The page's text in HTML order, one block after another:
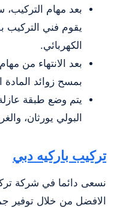
بعد مهام التركيب،
يقوم فني التركيب
الكهربائي.
بعد الانتهاء من
بمسح زوائد
يتم وضع طبقة
البولي يورثان،
تركيب باركيه دبي
نسعى دائما في شركة
الافضل من خلال توفير